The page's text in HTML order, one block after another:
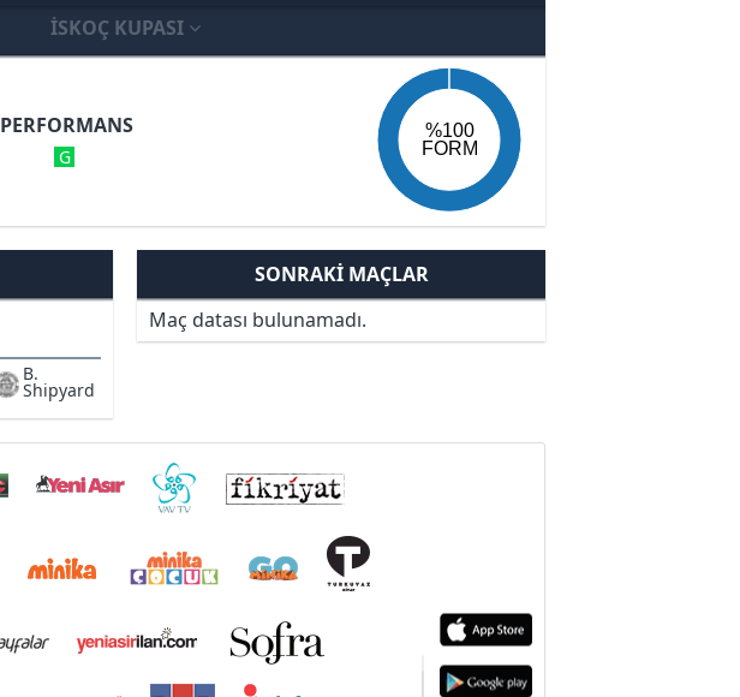
İSKOÇ KUPASI
PERFORMANS
G
%100
FORM
B.
Shipyard
SONRAKI MAÇLAR
Maç datası bulunamadı.